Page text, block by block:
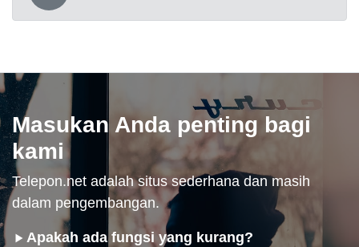
Masukan Anda penting bagi
kami
Telepon.net adalah situs sederhana dan masih
dalam pengembangan.
Apakah ada fungsi yang kurang?